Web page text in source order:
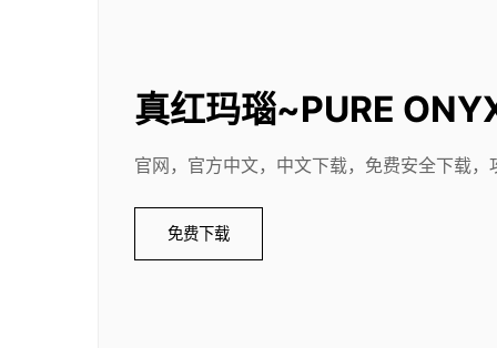
真红玛瑙~PURE
官网，官方中文，中文下载，免费安全下载，
免费下载